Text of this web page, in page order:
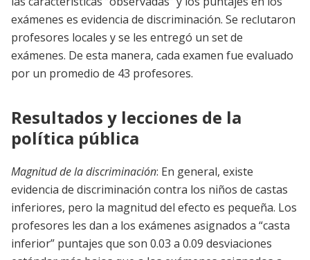
exámenes es evidencia de discriminación. Se reclutaron
profesores locales y se les entregó un set de
exámenes. De esta manera, cada examen fue evaluado
por un promedio de 43 profesores.
Resultados y lecciones de la
política pública
Magnitud de la discriminación: En general, existe
evidencia de discriminación contra los niños de castas
inferiores, pero la magnitud del efecto es pequeña. Los
profesores les dan a los exámenes asignados a “casta
inferior” puntajes que son 0.03 a 0.09 desviaciones